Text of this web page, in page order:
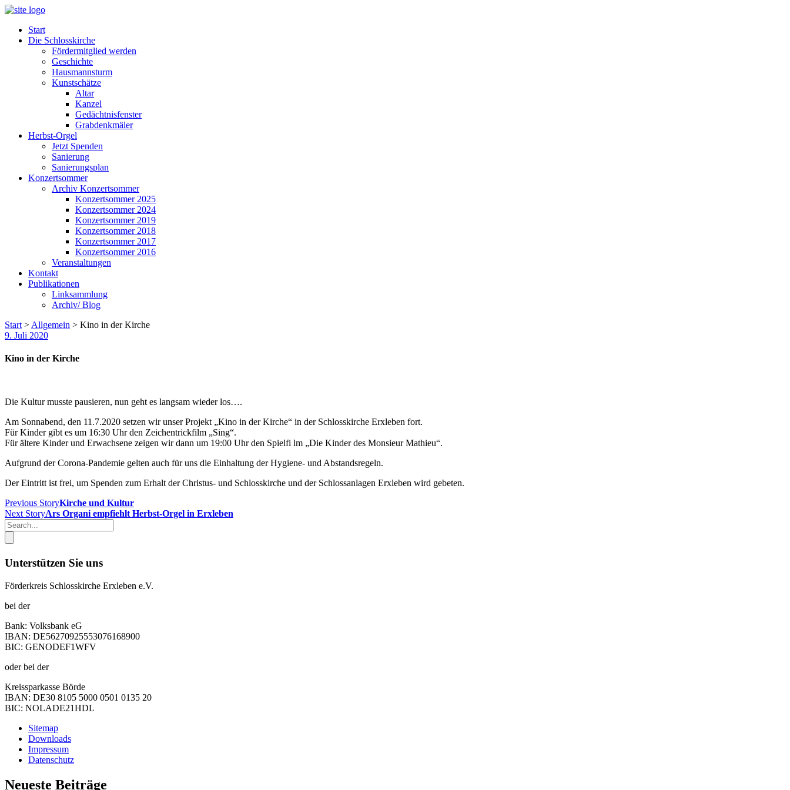
Start
Die Schlosskirche
Fördermitglied werden
Geschichte
Hausmannsturm
Kunstschätze
Altar
Kanzel
Gedächtnisfenster
Grabdenkmäler
Herbst-Orgel
Jetzt Spenden
Sanierung
Sanierungsplan
Konzertsommer
Archiv Konzertsommer
Konzertsommer 2025
Konzertsommer 2024
Konzertsommer 2019
Konzertsommer 2018
Konzertsommer 2017
Konzertsommer 2016
Veranstaltungen
Kontakt
Publikationen
Linksammlung
Archiv/ Blog
Start > Allgemein > Kino in der Kirche
9. Juli 2020
Kino in der Kirche
Die Kultur musste pausieren, nun geht es langsam wieder los….
Am Sonnabend, den 11.7.2020 setzen wir unser Projekt „Kino in der Kirche“ in der Schlosskirche Erxleben fort.
Für Kinder gibt es um 16:30 Uhr den Zeichentrickfilm „Sing“.
Für ältere Kinder und Erwachsene zeigen wir dann um 19:00 Uhr den Spielfi lm „Die Kinder des Monsieur Mathieu“.
Aufgrund der Corona-Pandemie gelten auch für uns die Einhaltung der Hygiene- und Abstandsregeln.
Der Eintritt ist frei, um Spenden zum Erhalt der Christus- und Schlosskirche und der Schlossanlagen Erxleben wird gebeten.
Previous StoryKirche und Kultur
Next StoryArs Organi empfiehlt Herbst-Orgel in Erxleben
Unterstützen Sie uns
Förderkreis Schlosskirche Erxleben e.V.
bei der
Bank: Volksbank eG
IBAN: DE56270925553076168900
BIC: GENODEF1WFV
oder bei der
Kreissparkasse Börde
IBAN: DE30 8105 5000 0501 0135 20
BIC: NOLADE21HDL
Sitemap
Downloads
Impressum
Datenschutz
Neueste Beiträge